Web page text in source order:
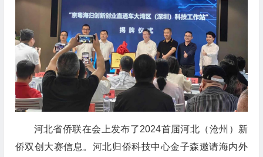
河北省侨联在会上发布了2024首届河北（沧州）新
侨双创大赛信息。河北归侨科技中心金子森邀请海内外